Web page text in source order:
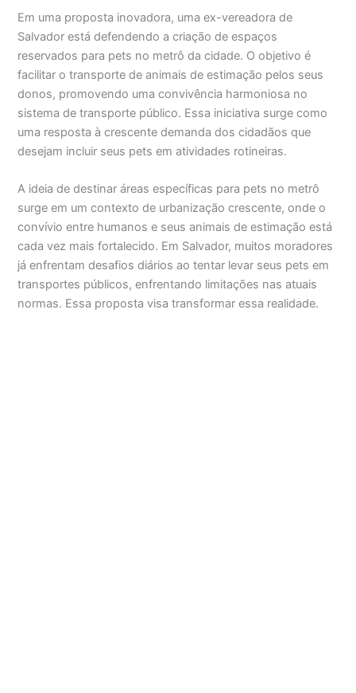
Em uma proposta inovadora, uma ex-vereadora de
Salvador está defendendo a criação de espaços
reservados para pets no metrô da cidade. O objetivo é
facilitar o transporte de animais de estimação pelos seus
donos, promovendo uma convivência harmoniosa no
sistema de transporte público. Essa iniciativa surge como
uma resposta à crescente demanda dos cidadãos que
desejam incluir seus pets em atividades rotineiras.
A ideia de destinar áreas específicas para pets no metrô
surge em um contexto de urbanização crescente, onde o
convívio entre humanos e seus animais de estimação está
cada vez mais fortalecido. Em Salvador, muitos moradores
já enfrentam desafios diários ao tentar levar seus pets em
transportes públicos, enfrentando limitações nas atuais
normas. Essa proposta visa transformar essa realidade.